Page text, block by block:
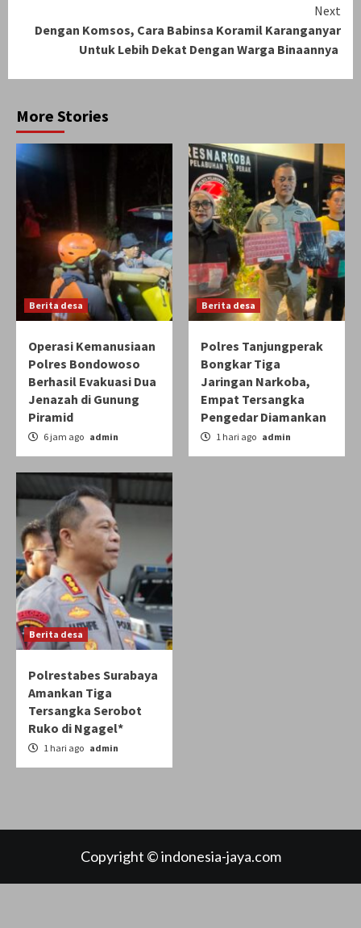
Next
Dengan Komsos, Cara Babinsa Koramil Karanganyar
Untuk Lebih Dekat Dengan Warga Binaannya
More Stories
Berita desa
Operasi Kemanusiaan
Polres Bondowoso
Berhasil Evakuasi Dua
Jenazah di Gunung
Piramid
6 jam ago admin
Berita desa
Polres Tanjungperak
Bongkar Tiga
Jaringan Narkoba,
Empat Tersangka
Pengedar Diamankan
1 hari ago admin
Berita desa
Polrestabes Surabaya
Amankan Tiga
Tersangka Serobot
Ruko di Ngagel*
1 hari ago admin
Copyright © indonesia-jaya.com